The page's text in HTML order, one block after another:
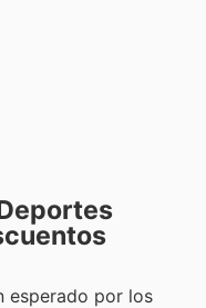
esperado por los